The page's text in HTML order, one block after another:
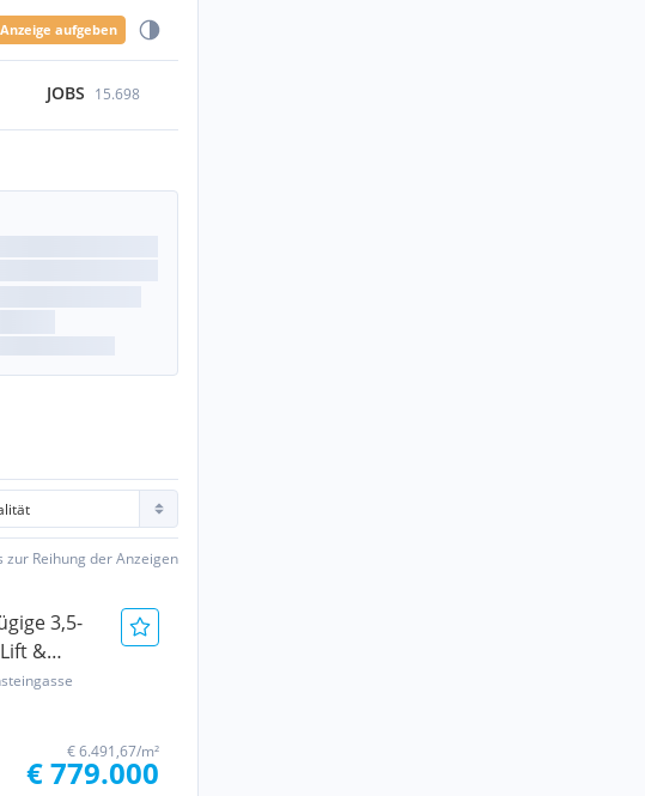
aufgeben
JOBS 15.698
zur Reihung der Anzeigen
3,5-
&
€ 6.491,67/m²
€ 779.000